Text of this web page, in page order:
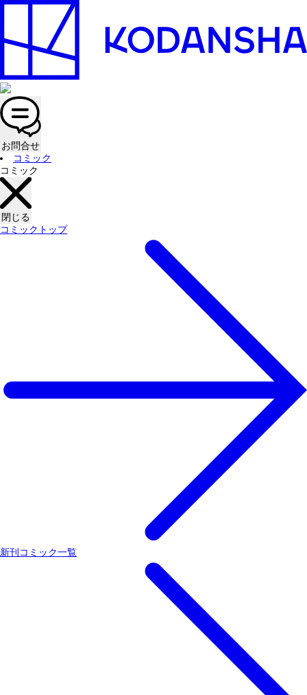
お問合せ
コミック
コミック
閉じる
コミックトップ
新刊コミック一覧